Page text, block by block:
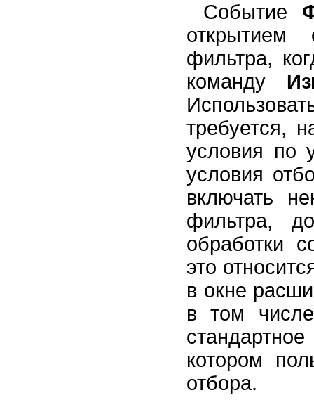
Событие
открытием
фильтра,
команду
требуется,
условия по
условия
включать
фильтра,
обработки
это
в окне
в том
котором
отбора.